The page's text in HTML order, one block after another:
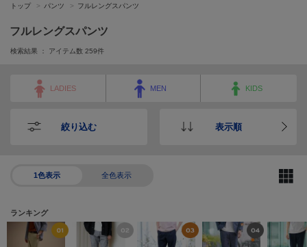
トップ パンツ フルレングスパンツ
フルレングスパンツ
検索結果 ： アイテム数 259件
LADIES MEN KIDS
絞り込む 表示順
1色表示 全色表示
ランキング